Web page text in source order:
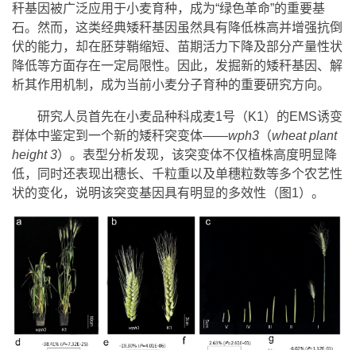
秆基因被广泛应用于小麦育种，成为“绿色革命”的重要基
石。然而，这类经典矮秆基因虽然具有降低株高并增强抗倒
伏的能力，却在胚芽鞘缩短、苗期活力下降及部分产量性状
降低等方面存在一定局限性。因此，发掘新的矮秆基因、解
析其作用机制，成为当前小麦分子育种的重要研究方向。
研究人员首先在小麦品种科成麦1号（K1）的EMS诱变
群体中鉴定到一个新的矮秆突变体——wph3 （wheat plant
height 3）。表型分析发现，该突变体不仅植株高度明显降
低，同时还表现出穗长、千粒重以及单穗粒数等多个农艺性
状的变化，说明该突变基因具有明显的多效性（图1）。